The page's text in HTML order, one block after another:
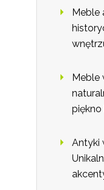
Meble
Meble
piękno
Antyki